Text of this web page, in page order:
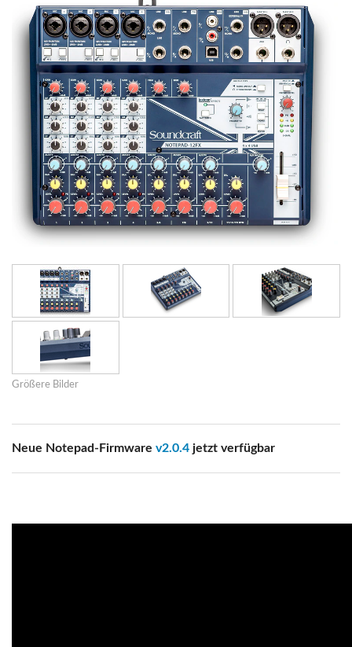
Sprache/Region
Größere Bilder
Neue Notepad-Firmware v2.0.4 jetzt verfügbar